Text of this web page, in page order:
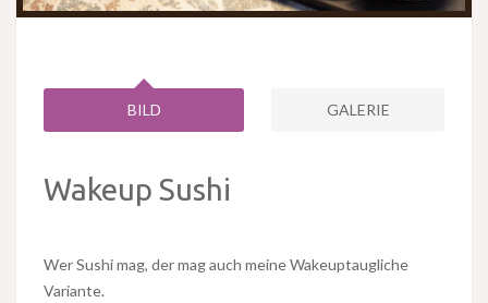
BILD GALERIE
Wakeup Sushi
Wer Sushi mag, der mag auch meine Wakeuptaugliche
Variante.